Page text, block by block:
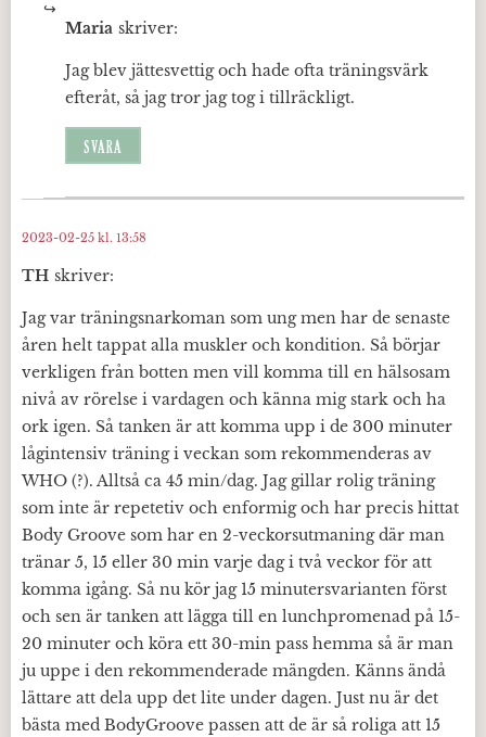
Maria skriver:
Jag blev jättesvettig och hade ofta träningsvärk
efteråt, så jag tror jag tog i tillräckligt.
SVARA
TH skriver:
2023-02-25 kl. 13:58
Jag var träningsnarkoman som ung men har de senaste
åren helt tappat alla muskler och kondition. Så börjar
verkligen från botten men vill komma till en hälsosam
nivå av rörelse i vardagen och känna mig stark och ha
ork igen. Så tanken är att komma upp i de 300 minuter
lågintensiv träning i veckan som rekommenderas av
WHO (?). Alltså ca 45 min/dag. Jag gillar rolig träning
som inte är repetetiv och enformig och har precis hittat
Body Groove som har en 2-veckorsutmaning där man
tränar 5, 15 eller 30 min varje dag i två veckor för att
komma igång. Så nu kör jag 15 minutersvarianten först
och sen är tanken att lägga till en lunchpromenad på 15-
20 minuter och köra ett 30-min pass hemma så är man
ju uppe i den rekommenderade mängden. Känns ändå
lättare att dela upp det lite under dagen. Just nu är det
bästa med BodyGroove passen att de är så roliga att 15